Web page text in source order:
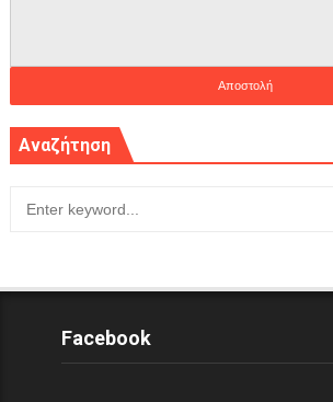
Αναζήτηση
Facebook